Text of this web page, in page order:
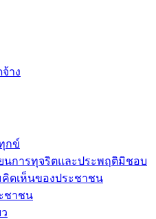
าง
กข์
ยนการทุจริตและประพฤติมิชอบ
ดเห็นของประชาชน
ชาชน